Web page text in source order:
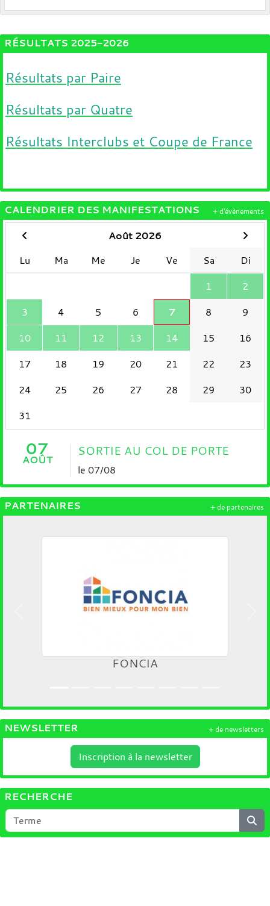
RÉSULTATS 2025-2026
Résultats par Paire
Résultats par Quatre
Résultats Interclubs et Coupe de France
CALENDRIER DES MANIFESTATIONS
Août 2026
Lu
Ma Me Je Ve Sa
Di
1
2
3
4 5 6 7 8
9
10
11 12 13 14 15
16
17
18 19 20 21 22
23
24
25 26 27 28 29
30
31
07
AOÛT
SORTIE AU COL DE PORTE
le 07/08
+ d'évènements
PARTENAIRES
FONCIA
+ de partenaires
NEWSLETTER
Inscription à la newsletter
+ de newsletters
RECHERCHE